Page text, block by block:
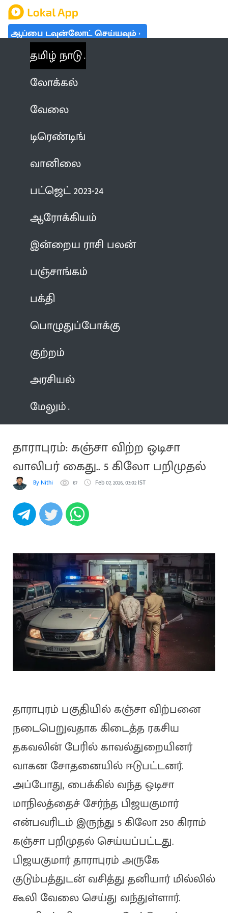
ஆப்பை டவுன்லோட் செய்யவும்
தமிழ் நாடு
லோக்கல்
வேலை
டிரெண்டிங்
வானிலை
பட்ஜெட் 2023-24
ஆரோக்கியம்
இன்றைய ராசி பலன்
பஞ்சாங்கம்
பக்தி
பொழுதுப்போக்கு
குற்றம்
அரசியல்
மேலும்
தாராபுரம்: கஞ்சா விற்ற ஒடிசா
வாலிபர் கைது.. 5 கிலோ பறிமுதல்
By Nithi 67 Feb 07, 2026, 03:02 IST
தாராபுரம் பகுதியில் கஞ்சா விற்பனை
நடைபெறுவதாக கிடைத்த ரகசிய
தகவலின் பேரில் காவல்துறையினர்
வாகன சோதனையில் ஈடுபட்டனர்.
அப்போது, பைக்கில் வந்த ஒடிசா
மாநிலத்தைச் சேர்ந்த பிஜயகுமார்
என்பவரிடம் இருந்து 5 கிலோ 250 கிராம்
கஞ்சா பறிமுதல் செய்யப்பட்டது.
பிஜயகுமார் தாராபுரம் அருகே
குடும்பத்துடன் வசித்து தனியார் மில்லில்
கூலி வேலை செய்து வந்துள்ளார்.